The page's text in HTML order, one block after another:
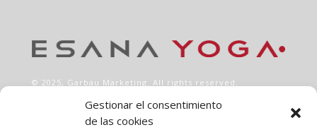
Gestionar el consentimiento
de las cookies
© 2025, Garbau Marketing . All rights reserved.
INFO